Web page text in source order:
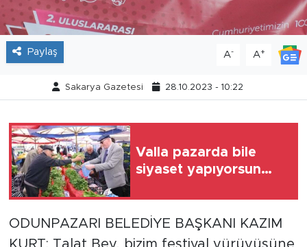
Paylaş A- A+
Sakarya Gazetesi 28.10.2023 - 10:22
Valla pazarda bile
siyaset yapıyorsun…
ODUNPAZARI BELEDİYE BAŞKANI KAZIM
KURT: Talat Bey, bizim festival yürüyüşüne
Tarihçe
Resmi İlanlar
Söyleşi
Foto Şaka
Teknoloji
Politika